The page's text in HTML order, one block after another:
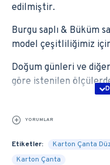
edilmiştir.
Burgu saplı & Büküm
model çeşitliliğimiz
Doğum günleri ve
göre istenilen
YORUMLAR
Etiketler: Karton Çanta
Karton Çanta